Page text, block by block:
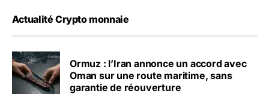
Actualité Crypto monnaie
Ormuz : l’Iran annonce un accord avec
Oman sur une route maritime, sans
garantie de réouverture